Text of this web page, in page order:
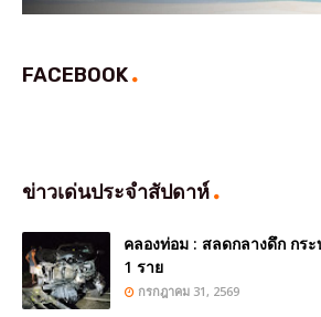
FACEBOOK
ข่าวเด่นประจำสัปดาห์
คลองท่อม : สลดกลางดึก กร
1 ราย
กรกฎาคม 31, 2569